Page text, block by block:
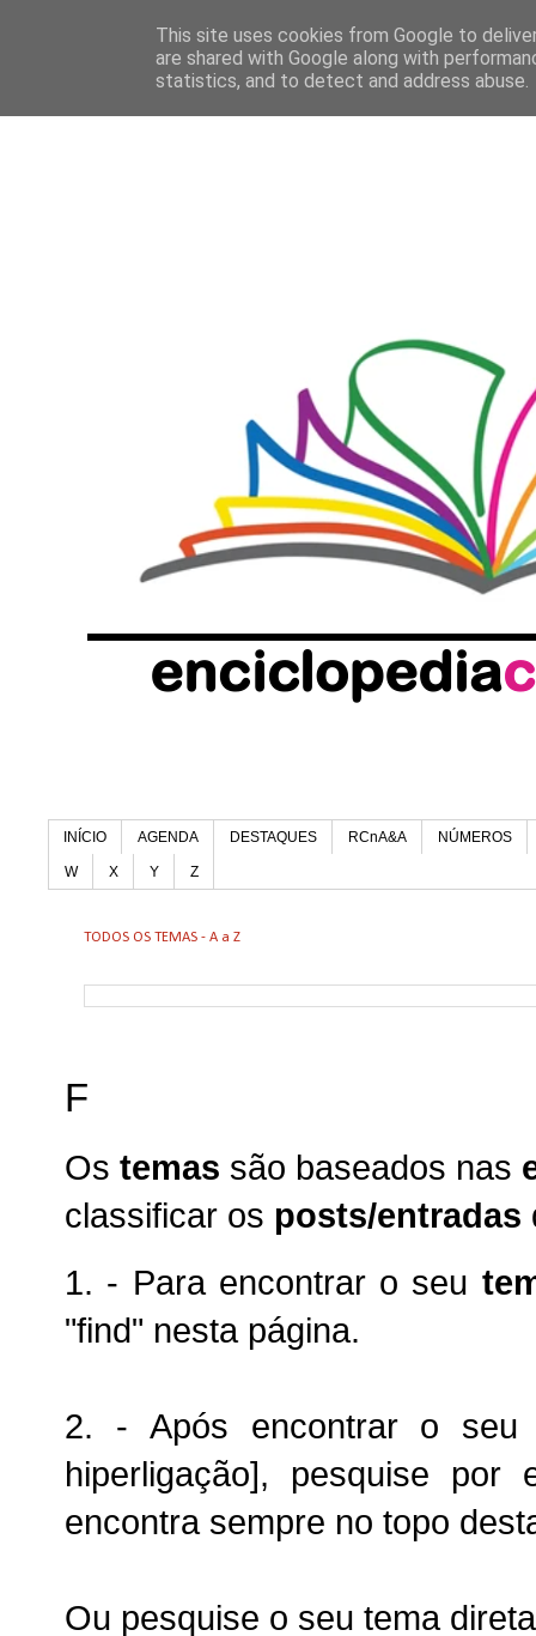
INÍCIO AGENDA DESTAQUES RCnA&A NÚMEROS
W X Y Z
TODOS OS TEMAS - A a Z
F
Os temas são baseados nas
classificar os posts/entradas
1. - Para encontrar o seu
"find" nesta página.
2. -Após encontrar o seu
hiperligação], pesquise por
encontra sempre no topo
Ou pesquise o seu tema
This site uses cookies from Google to
are shared with Google along with
statistics, and to detect and address abuse.